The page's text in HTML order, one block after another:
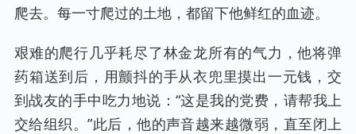
爬去。每一寸爬过的土地，都留下他鲜红的血迹。
艰难的爬行几乎耗尽了林金龙所有的气力，他将弹
药箱送到后，用颤抖的手从衣兜里摸出一元钱，交
到战友的手中吃力地说：“这是我的党费，请帮我上
交给组织。”此后，他的声音越来越微弱，直至闭上